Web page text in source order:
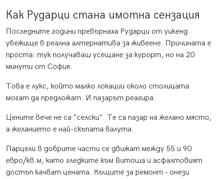
Как Рударци стана имотна сензация
Последните години превърнаха Рударци от уикенд
убежище в реална алтернатива за живеене. Причината е
проста: тук получаваш усещане за курорт, но на 20
минути от София.
Това е лукс, който малко локации около столицата
могат да предложат. И пазарът реагира.
Цените вече не са "селски". Те са пазар на желано място,
а желанието е най-скъпата валута.
Парцели в добрите части се движат между 55 и 90
евро/кв.м, като гледките към Витоша и асфалтовият
достъп качват цената. Къщите за ремонт - онези